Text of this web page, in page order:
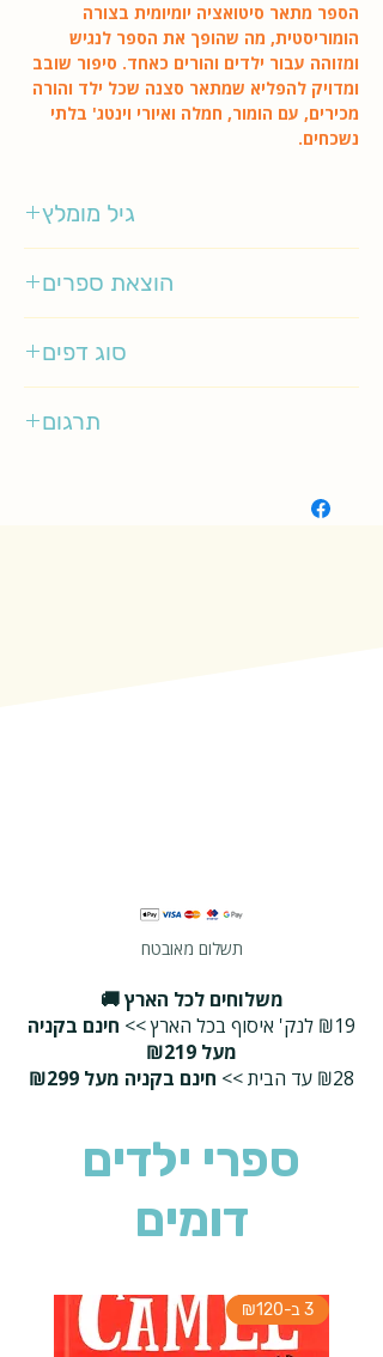
הספר מתאר סיטואציה יומיומית בצורה
הומוריסטית, מה שהופך את הספר לנגיש
ומזוהה עבור ילדים והורים כאחד. סיפור שובב
ומדויק להפליא שמתאר סצנה שכל ילד והורה
מכירים, עם הומור, חמלה ואיורי וינטג' בלתי
נשכחים.
גיל מומלץ
הוצאת ספרים
סוג דפים
תרגום
תשלום מאובטח
משלוחים לכל הארץ 🚚
₪19 לנק' איסוף בכל הארץ >>
חינם בקניה
מעל ₪219
₪28 עד הבית >>
חינם בקניה מעל ₪299
ספרי ילדים
דומים
3 ב-₪120